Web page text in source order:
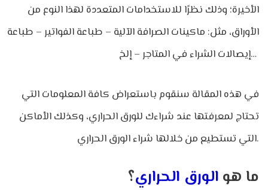
الأخيرة؛ وذلك نظرًا للاستخدامات المتعددة لهذا النوع من
الأوراق، مثل: ماكينات الصرافة الآلية – طباعة الفواتير – طباعة
إيصالات الشراء في المتاجر – إلخ…
في هذه المقالة سنقوم باستعراض كافة المعلومات التي
تحتاج لمعرفتها عند شراءك للورق الحراري، وكذلك الأماكن
التي تستطيع من خلالها شراء الورق الحراري.
ما هو الورق الحراري؟